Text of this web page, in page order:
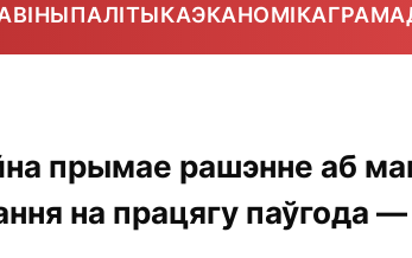
ПАЛІТЫКАЭКАНОМІКА
прымае рашэнне аб
на працягу паўгода